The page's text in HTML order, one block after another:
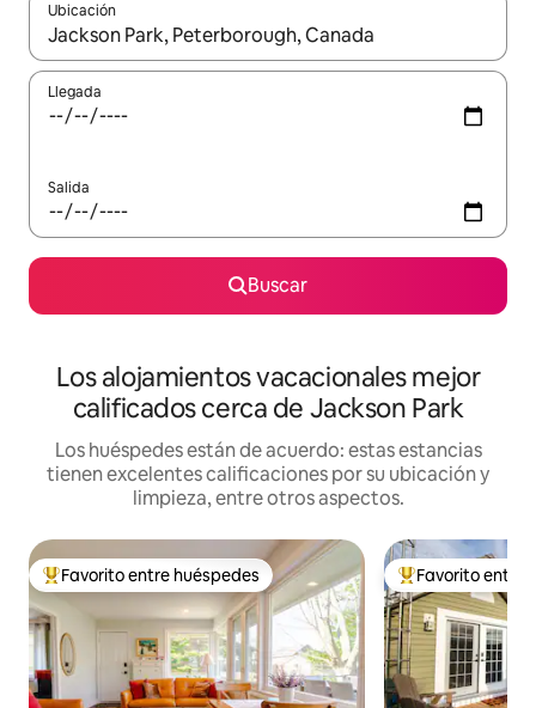
Ubicación
Cuando los resultados estén disponibles, podrás navegar
Llegada
Salida
Buscar
Los alojamientos vacacionales mejor
calificados cerca de Jackson Park
Los huéspedes están de acuerdo: estas estancias
tienen excelentes calificaciones por su ubicación y
limpieza, entre otros aspectos.
De los mejores en Favorito entre huéspedes
Favorito entre huéspedes De los mejores
Favorito entre